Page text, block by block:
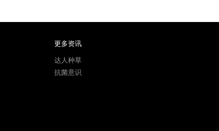
达人种草
抗菌意识
更多资讯